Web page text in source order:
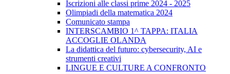
Iscrizioni alle classi prime 2024 - 2025
Olimpiadi della matematica 2024
Comunicato stampa
INTERSCAMBIO 1^ TAPPA: ITALIA
ACCOGLIE OLANDA
La didattica del futuro: cybersecurity, AI e
strumenti creativi
LINGUE E CULTURE A CONFRONTO